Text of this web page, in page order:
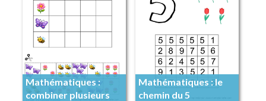
Mathématiques :
combiner plusieurs
Mathématiques : le
chemin du 5